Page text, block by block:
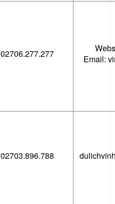
02706.277.277
Email:
02703.896.788